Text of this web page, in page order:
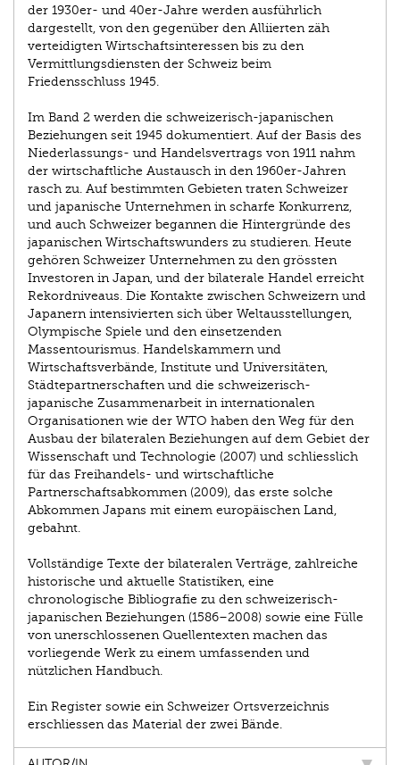
der 1930er- und 40er-Jahre werden ausführlich
dargestellt, von den gegenüber den Alliierten zäh
verteidigten Wirtschaftsinteressen bis zu den
Vermittlungsdiensten der Schweiz beim
Friedensschluss 1945.
Im Band 2 werden die schweizerisch-japanischen
Beziehungen seit 1945 dokumentiert. Auf der Basis des
Niederlassungs- und Handelsvertrags von 1911 nahm
der wirtschaftliche Austausch in den 1960er-Jahren
rasch zu. Auf bestimmten Gebieten traten Schweizer
und japanische Unternehmen in scharfe Konkurrenz,
und auch Schweizer begannen die Hintergründe des
japanischen Wirtschaftswunders zu studieren. Heute
gehören Schweizer Unternehmen zu den grössten
Investoren in Japan, und der bilaterale Handel erreicht
Rekordniveaus. Die Kontakte zwischen Schweizern und
Japanern intensivierten sich über Weltausstellungen,
Olympische Spiele und den einsetzenden
Massentourismus. Handelskammern und
Wirtschaftsverbände, Institute und Universitäten,
Städtepartnerschaften und die schweizerisch-
japanische Zusammenarbeit in internationalen
Organisationen wie der WTO haben den Weg für den
Ausbau der bilateralen Beziehungen auf dem Gebiet der
Wissenschaft und Technologie (2007) und schliesslich
für das Freihandels- und wirtschaftliche
Partnerschaftsabkommen (2009), das erste solche
Abkommen Japans mit einem europäischen Land,
gebahnt.
Vollständige Texte der bilateralen Verträge, zahlreiche
historische und aktuelle Statistiken, eine
chronologische Bibliografie zu den schweizerisch-
japanischen Beziehungen (1586–2008) sowie eine Fülle
von unerschlossenen Quellentexten machen das
vorliegende Werk zu einem umfassenden und
nützlichen Handbuch.
Ein Register sowie ein Schweizer Ortsverzeichnis
erschliessen das Material der zwei Bände.